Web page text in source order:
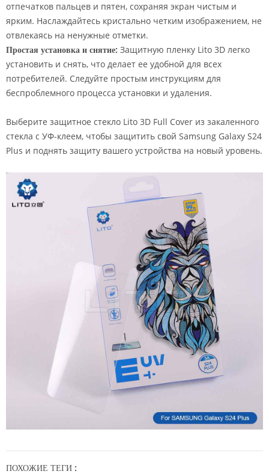
отпечатков пальцев и пятен, сохраняя экран чистым и
ярким. Наслаждайтесь кристально четким изображением, не
отвлекаясь на ненужные отметки.
Простая установка и снятие: Защитную пленку Lito 3D легко
установить и снять, что делает ее удобной для всех
потребителей. Следуйте простым инструкциям для
беспроблемного процесса установки и удаления.
Выберите защитное стекло Lito 3D Full Cover из закаленного
стекла с УФ-клеем, чтобы защитить свой Samsung Galaxy S24
Plus и поднять защиту вашего устройства на новый уровень.
ПОХОЖИЕ ТЕГИ :